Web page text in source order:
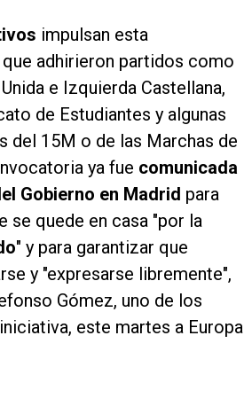
impulsan esta
adhirieron partidos como
e Izquierda Castellana,
de Estudiantes y algunas
del 15M o de las Marchas de
ya fue comunicada
Gobierno en Madrid para
se quede en casa "por la
" y para garantizar que
y "expresarse libremente",
Gómez, uno de los
este martes a Europa